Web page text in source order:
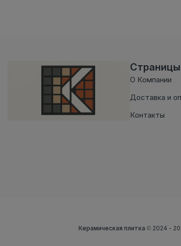
Страницы
О Компании
Доставка и
Контакты
Керамическая плитка © 2024 -